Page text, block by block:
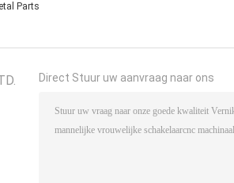
Parts
Direct Stuur uw aanvraag naar ons